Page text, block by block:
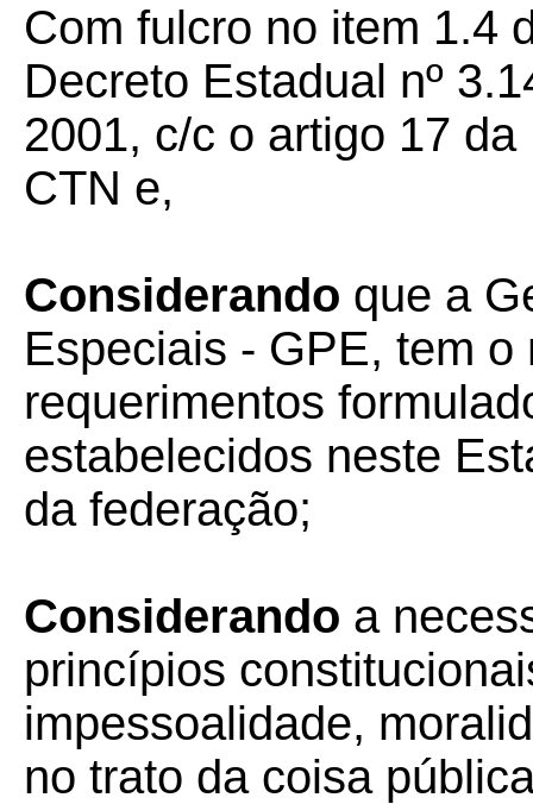
Com fulcro no item 1.4
Decreto Estadual nº
2001, c/c o artigo 17
CTN e,
Considerando que a
Especiais - GPE, tem
requerimentos
estabelecidos neste
da federação;
Considerando a
princípios
impessoalidade,
no trato da coisa